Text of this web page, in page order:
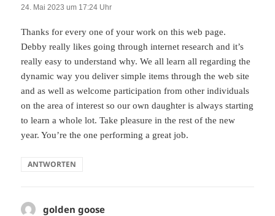
24. Mai 2023 um 17:24 Uhr
Thanks for every one of your work on this web page.
Debby really likes going through internet research and it’s
really easy to understand why. We all learn all regarding the
dynamic way you deliver simple items through the web site
and as well as welcome participation from other individuals
on the area of interest so our own daughter is always starting
to learn a whole lot. Take pleasure in the rest of the new
year. You’re the one performing a great job.
ANTWORTEN
golden goose